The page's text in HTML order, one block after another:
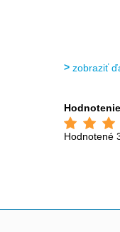
zobraziť
Hodnotené